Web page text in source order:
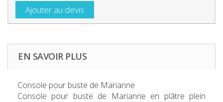
Ajouter au devis
EN SAVOIR PLUS
Console pour buste de Marianne
Console pour buste de Marianne en plâtre plein